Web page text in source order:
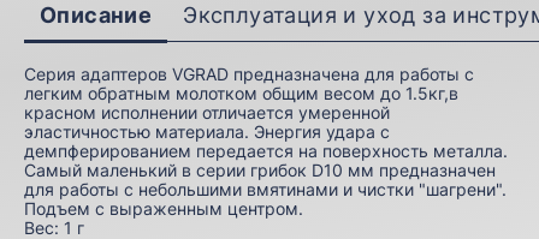
Описание Эксплуатация и уход за
Серия адаптеров VGRAD предназначена для работы с
легким обратным молотком общим весом до 1.5кг,в
красном исполнении отличается умеренной
эластичностью материала. Энергия удара с
демпферированием передается на поверхность металла.
Самый маленький в серии грибок D10 мм предназначен
для работы с небольшими вмятинами и чистки "шагрени".
Подъем с выраженным центром.
Вес: 1 г